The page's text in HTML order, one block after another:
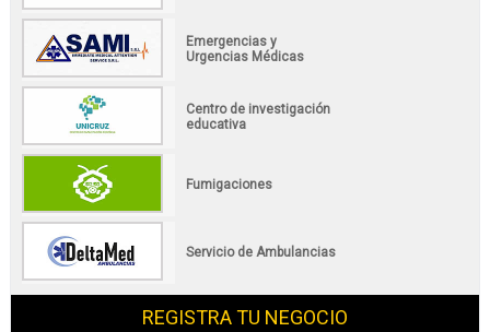
Emergencias y
Urgencias Médicas
Centro de investigación
educativa
Fumigaciones
Servicio de Ambulancias
REGISTRA TU NEGOCIO